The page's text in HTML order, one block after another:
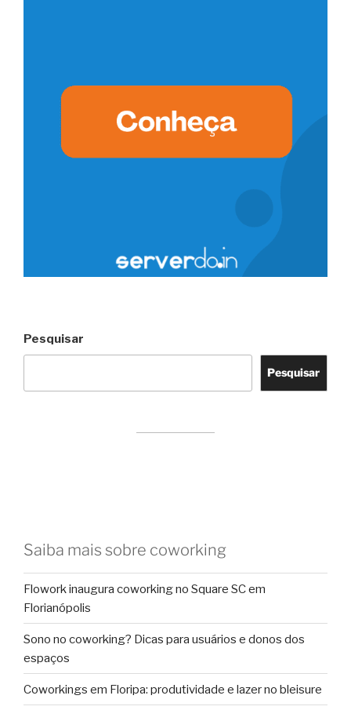
Pesquisar
Pesquisar
Saiba mais sobre coworking
Flowork inaugura coworking no Square SC em
Florianópolis
Sono no coworking? Dicas para usuários e donos dos
espaços
Coworkings em Floripa: produtividade e lazer no bleisure